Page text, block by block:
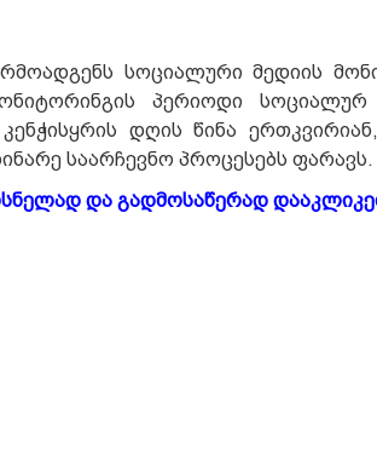
სოციალური მედიის
პერიოდი სოციალურ
დღის წინა
საარჩევნო პროცესებს ფარავს.
და გადმოსაწერად